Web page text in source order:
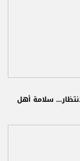
سلامة أهل